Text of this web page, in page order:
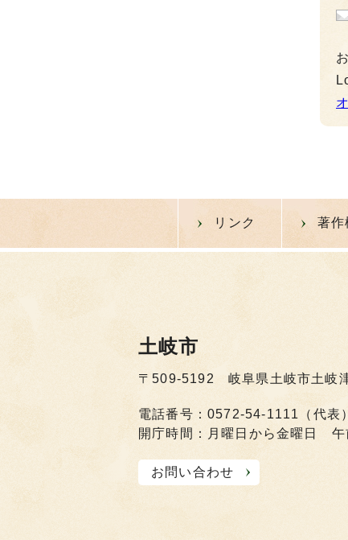
リンク 著作
土岐市
〒509-5192 岐阜県土岐市土岐
電話番号：0572-54-1111（代表）
開庁時間：月曜日から金曜日 午
お問い合わせ